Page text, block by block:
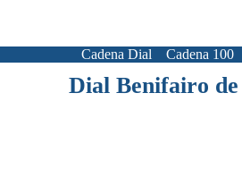
Cadena Dial Cadena 100
Dial Benifairo